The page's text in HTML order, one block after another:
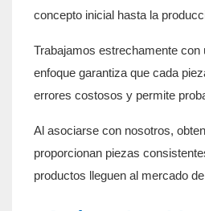
concepto inicial hasta la
Trabajamos estrechamente
enfoque garantiza que cada
errores costosos y permite
Al asociarse con nosotros,
proporcionan piezas
productos lleguen al mercado